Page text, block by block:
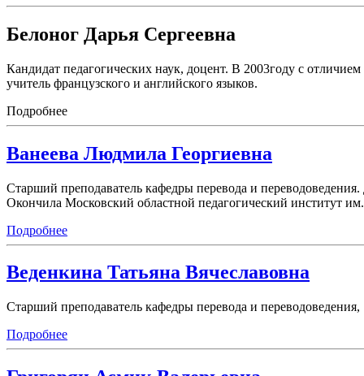
Белоног Дарья Сергеевна
Кандидат педагогических наук, доцент. В 2003году с
учитель французского и английского языков.
Подробнее
Ванеева Людмила Георгиевна
Старший преподаватель кафедры перевода и
Окончила Московский областной педагогический институт
Подробнее
Веденкина Татьяна Вячеславовна
Старший преподаватель кафедры перевода и переводоведения,
Подробнее